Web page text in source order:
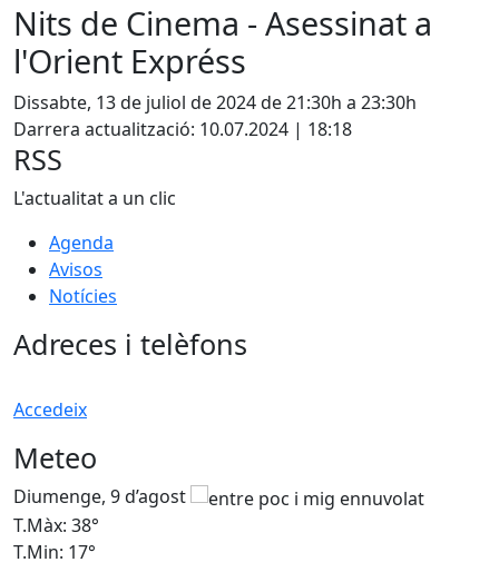
Nits de Cinema - Asessinat a
l'Orient Expréss
Dissabte, 13 de juliol de 2024 de 21:30h a 23:30h
Darrera actualització: 10.07.2024 | 18:18
RSS
L'actualitat a un clic
Agenda
Avisos
Notícies
Adreces i telèfons
Accedeix
Meteo
Diumenge, 9 d’agost
T.Màx: 38°
T.Min: 17°